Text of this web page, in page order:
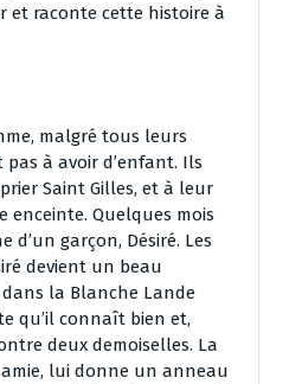
et raconte cette histoire à
malgré tous leurs
à avoir d’enfant. Ils
Saint Gilles, et à leur
enceinte. Quelques mois
d’un garçon, Désiré. Les
devient un beau
la Blanche Lande
qu’il connaît bien et,
deux demoiselles. La
lui donne un anneau